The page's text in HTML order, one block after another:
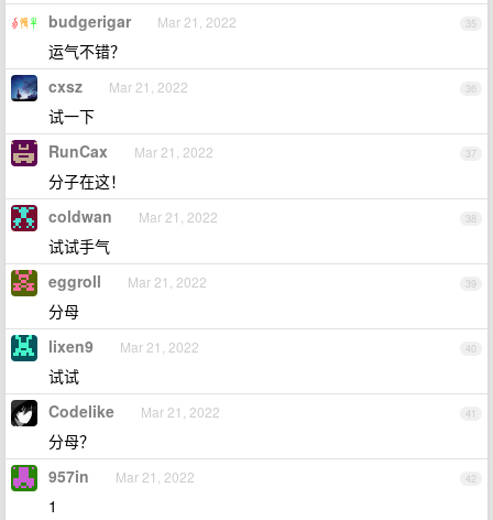
35
budgerigar Mar 21, 2022
运气不错？
36
cxsz Mar 21, 2022
试一下
37
RunCax Mar 21, 2022
分子在这！
38
coldwan Mar 21, 2022
试试手气
39
eggroll Mar 21, 2022
分母
40
lixen9 Mar 21, 2022
试试
41
Codelike Mar 21, 2022
分母？
42
957in Mar 21, 2022
1